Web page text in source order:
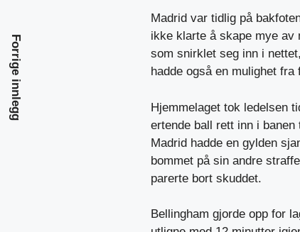
Madrid var tidlig på
ikke klarte å skape mye
som snirklet seg inn i
hadde også en mulighet
Hjemmelaget tok ledelsen
ertende ball rett inn i
Madrid hadde en gylden
bommet på sin andre
parerte bort skuddet.
Bellingham gjorde opp for
Forrige innlegg